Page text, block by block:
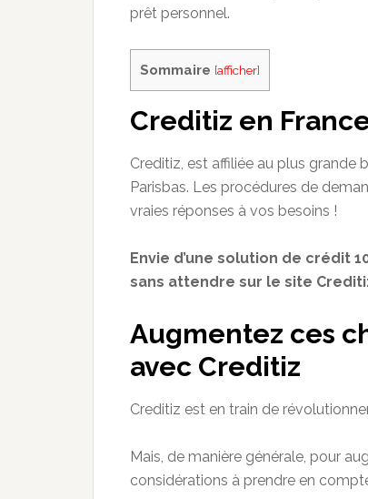
prêt personnel.
Sommaire [afficher]
Creditiz en
Creditiz, est affiliée au plus grande
Parisbas. Les procédures de
vraies réponses à vos besoins !
Envie d’une solution de crédit
sans attendre sur le site
Augmentez ces
avec Creditiz
Creditiz est en train de
Mais, de manière générale, pour
considérations à prendre en